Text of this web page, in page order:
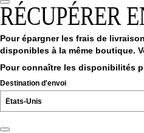
RÉCUPÉRER
Pour épargner les frais de
disponibles à la même boutique.
Pour connaître les disponibilités
Destination d'envoi